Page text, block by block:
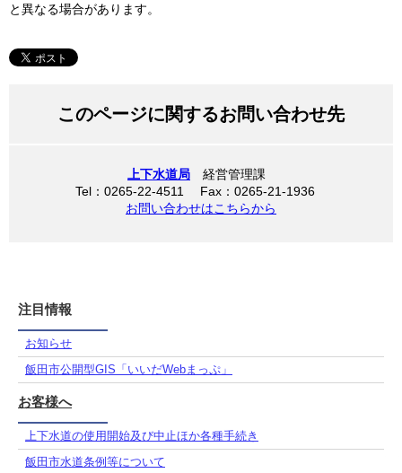
と異なる場合があります。
このページに関するお問い合わせ先
上下水道局 経営管理課
Tel：0265-22-4511 Fax：0265-21-1936
お問い合わせはこちらから
注目情報
お知らせ
飯田市公開型GIS「いいだWebまっぷ」
お客様へ
上下水道の使用開始及び中止ほか各種手続き
飯田市水道条例等について